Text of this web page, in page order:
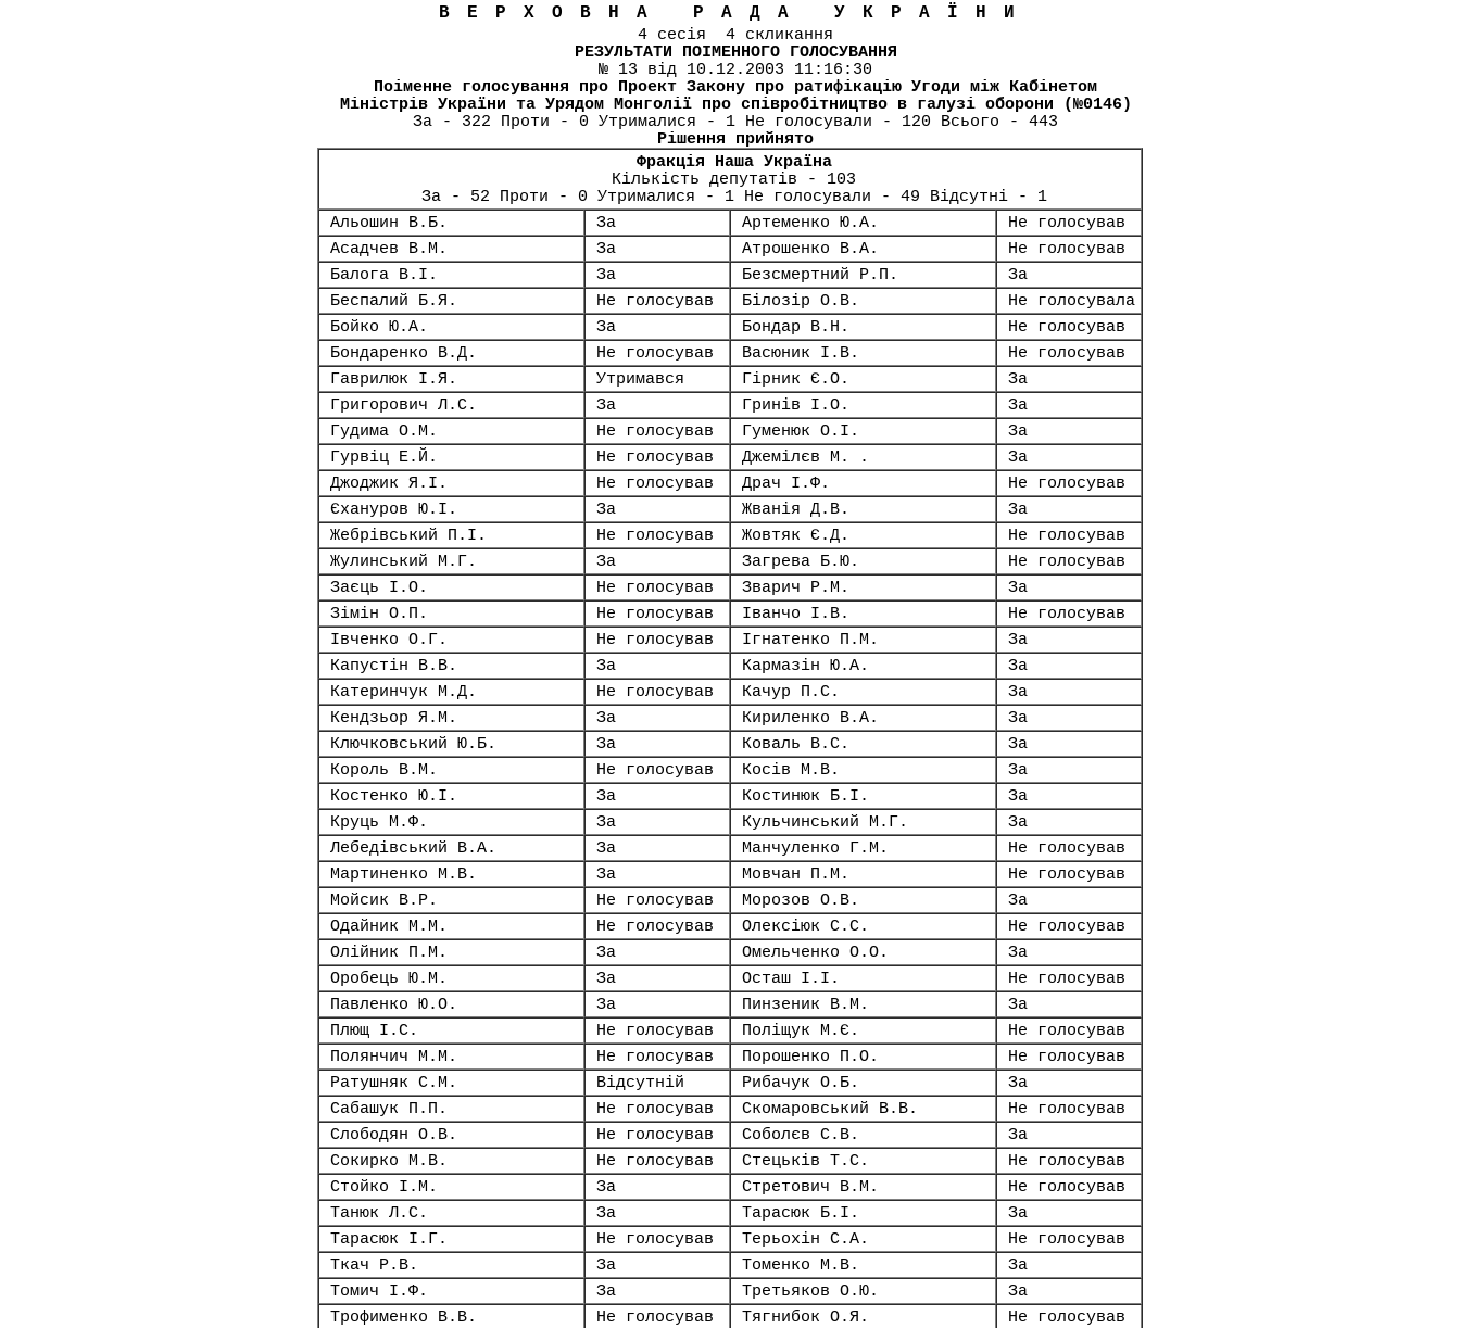
ВЕРХОВНА РАДА УКРАЇНИ
4 сесія 4 скликання
РЕЗУЛЬТАТИ ПОІМЕННОГО ГОЛОСУВАННЯ
№ 13 від 10.12.2003 11:16:30
Поіменне голосування про Проект Закону про ратифікацію Угоди між Кабінетом
Міністрів України та Урядом Монголії про співробітництво в галузі оборони (№0146)
За - 322 Проти - 0 Утрималися - 1 Не голосували - 120 Всього - 443
Рішення прийнято
Фракція Наша Україна
Кількість депутатів - 103
За - 52 Проти - 0 Утрималися - 1 Не голосували - 49 Відсутні - 1
Альошин В.Б.
За Артеменко Ю.А.
Не голосував
Асадчев В.М.
За Атрошенко В.А.
Не голосував
Балога В.І.
За Безсмертний Р.П.
За
Беспалий Б.Я.
Не голосував Білозір О.В.
Не голосувала
Бойко Ю.А.
За Бондар В.Н.
Не голосував
Бондаренко В.Д.
Не голосував Васюник І.В.
Не голосував
Гаврилюк І.Я.
Утримався Гірник Є.О.
За
Григорович Л.С.
За Гринів І.О.
За
Гудима О.М.
Не голосував Гуменюк О.І.
За
Гурвіц Е.Й.
Не голосував Джемілєв М. .
За
Джоджик Я.І.
Не голосував Драч І.Ф.
Не голосував
Єхануров Ю.І.
За Жванія Д.В.
За
Жебрівський П.І.
Не голосував Жовтяк Є.Д.
Не голосував
Жулинський М.Г.
За Загрева Б.Ю.
Не голосував
Заєць І.О.
Не голосував Зварич Р.М.
За
Зімін О.П.
Не голосував Іванчо І.В.
Не голосував
Івченко О.Г.
Не голосував Ігнатенко П.М.
За
Капустін В.В.
За Кармазін Ю.А.
За
Катеринчук М.Д.
Не голосував Качур П.С.
За
Кендзьор Я.М.
За Кириленко В.А.
За
Ключковський Ю.Б.
За Коваль В.С.
За
Король В.М.
Не голосував Косів М.В.
За
Костенко Ю.І.
За Костинюк Б.І.
За
Круць М.Ф.
За Кульчинський М.Г.
За
Лебедівський В.А.
За Манчуленко Г.М.
Не голосував
Мартиненко М.В.
За Мовчан П.М.
Не голосував
Мойсик В.Р.
Не голосував Морозов О.В.
За
Одайник М.М.
Не голосував Олексіюк С.С.
Не голосував
Олійник П.М.
За Омельченко О.О.
За
Оробець Ю.М.
За Осташ І.І.
Не голосував
Павленко Ю.О.
За Пинзеник В.М.
За
Плющ І.С.
Не голосував Поліщук М.Є.
Не голосував
Полянчич М.М.
Не голосував Порошенко П.О.
Не голосував
Ратушняк С.М.
Відсутній Рибачук О.Б.
За
Сабашук П.П.
Не голосував Скомаровський В.В.
Не голосував
Слободян О.В.
Не голосував Соболєв С.В.
За
Сокирко М.В.
Не голосував Стецьків Т.С.
Не голосував
Стойко І.М.
За Стретович В.М.
Не голосував
Танюк Л.С.
За Тарасюк Б.І.
За
Тарасюк І.Г.
Не голосував Терьохін С.А.
Не голосував
Ткач Р.В.
За Томенко М.В.
За
Томич І.Ф.
За Третьяков О.Ю.
За
Трофименко В.В.
Не голосував Тягнибок О.Я.
Не голосував